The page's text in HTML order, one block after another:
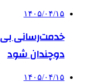
۱۴۰۵/۰۴/۱۵
خدمت‌رسانی
دوچندان شود
۱۴۰۵/۰۴/۱۵